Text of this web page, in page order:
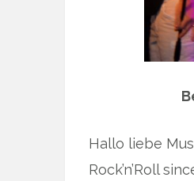
Hallo liebe
Rock’n’Roll